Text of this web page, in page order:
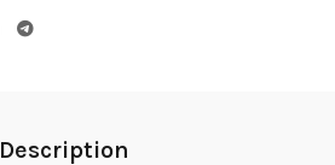
Description